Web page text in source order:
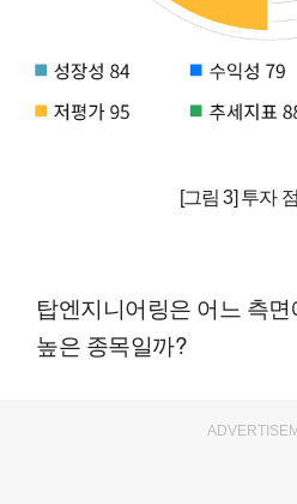
[그림 3] 투자
탑엔지니어링은 어느 측
높은 종목일까?